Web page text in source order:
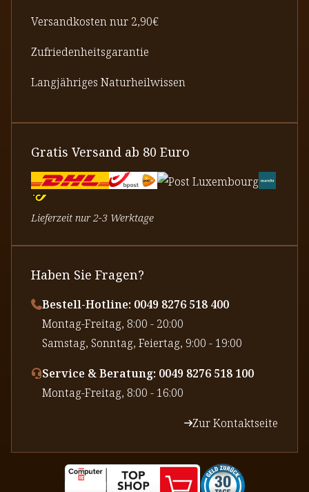
Versandkosten nur 2,90€
Zufriedenheitsgarantie
Langjähriges Naturheilwissen
Gratis Versand ab 80 Euro
Lieferzeit nur 2-3 Werktage
Haben Sie Fragen?
Bestell-Hotline: 0049 8276 518 400
⁠Montag-Freitag, 8:00 - 20:00
⁠Samstag, Sonntag, Feiertag, 9:00 - 19:00
Service & Beratung: 0049 8276 518 100
⁠Montag-Freitag, 8:00 - 16:00
Zur Kontaktseite